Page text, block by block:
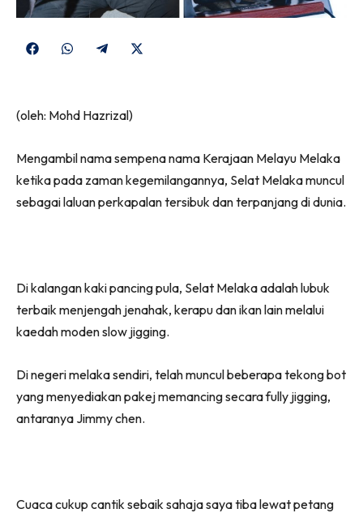
Share
Share
Share
(oleh: Mohd Hazrizal)
Mengambil nama sempena nama Kerajaan Melayu Melaka
ketika pada zaman kegemilangannya, Selat Melaka muncul
sebagai laluan perkapalan tersibuk dan terpanjang di dunia.
Di kalangan kaki pancing pula, Selat Melaka adalah lubuk
terbaik menjengah jenahak, kerapu dan ikan lain melalui
kaedah moden slow jigging.
Di negeri melaka sendiri, telah muncul beberapa tekong bot
yang menyediakan pakej memancing secara fully jigging,
antaranya Jimmy chen.
Cuaca cukup cantik sebaik sahaja saya tiba lewat petang